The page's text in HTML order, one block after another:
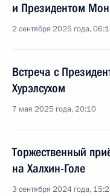
и Президентом
2 сентября 2025 года,
Встреча с
Хурэлсухом
7 мая 2025 года, 20:10
Торжественный
на Халхин-Голе
3 сентября 2024 года,